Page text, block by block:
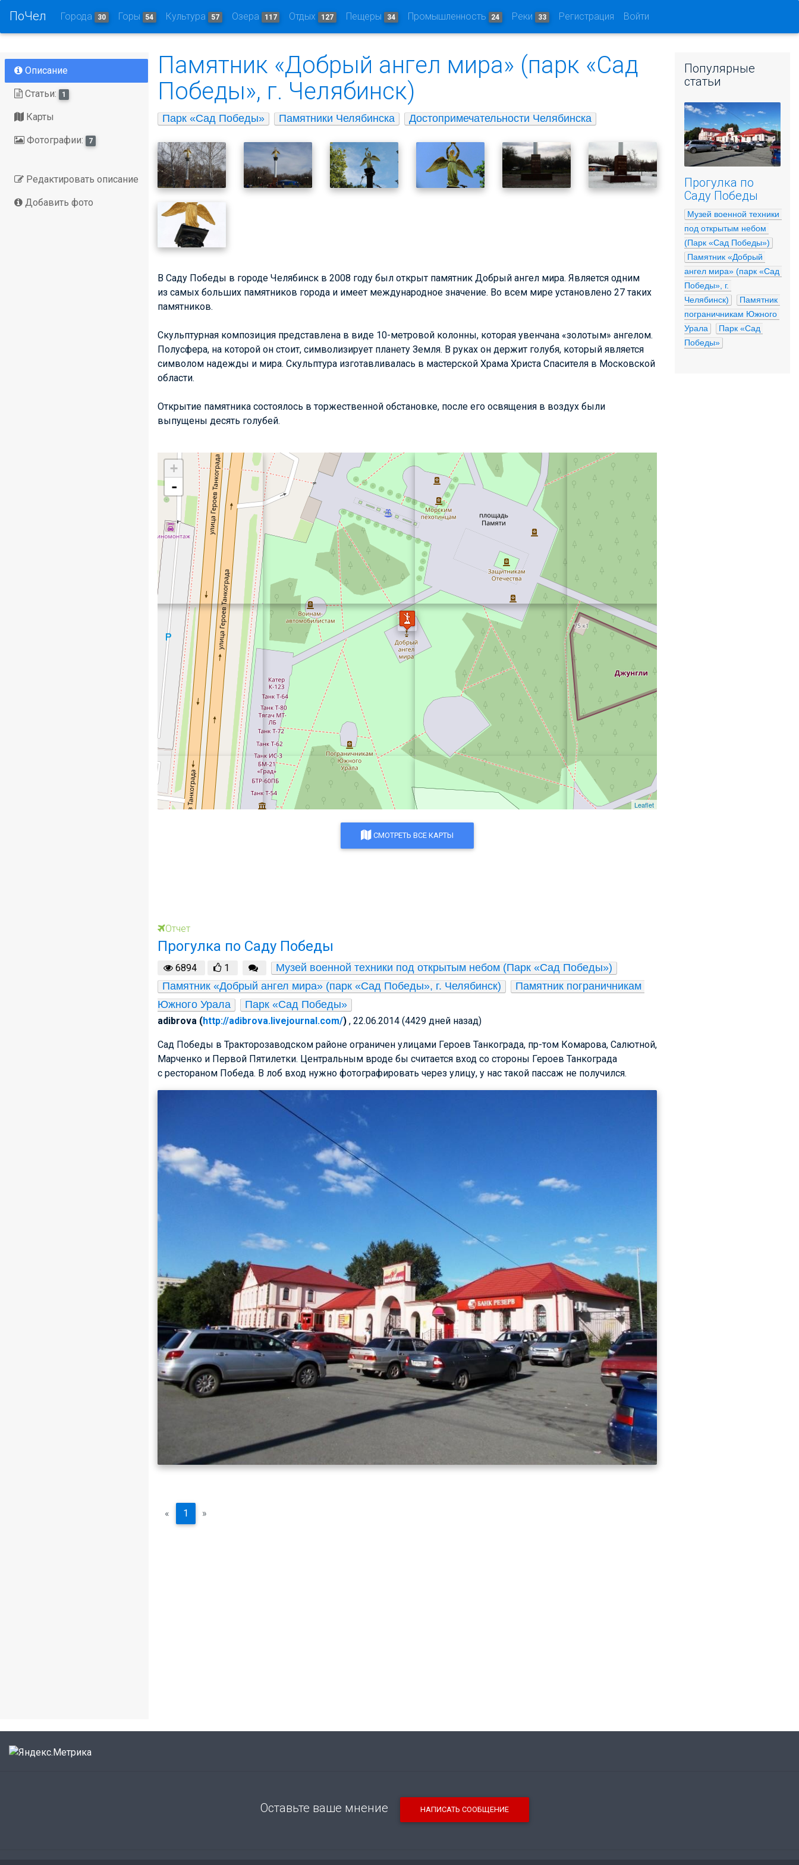
ПоЧел Города 30 Горы 54 Культура 57 Озера 117 Отдых 127 Пещеры 34 Промышленность 24 Реки 33 Регистрация Войти
Описание
Статьи: 1
Карты
Фотографии: 7
Редактировать описание
Добавить фото
Памятник «Добрый ангел мира» (парк «Сад
Победы», г. Челябинск)
Парк «Сад Победы» Памятники Челябинска Достопримечательности Челябинска
В Саду Победы в городе Челябинск в 2008 году был открыт памятник Добрый ангел мира. Является одним
из самых больших памятников города и имеет международное значение. Во всем мире установлено 27 таких
памятников.
Скульптурная композиция представлена в виде 10-метровой колонны, которая увенчана «золотым» ангелом.
Полусфера, на которой он стоит, символизирует планету Земля. В руках он держит голубя, который является
символом надежды и мира. Скульптура изготавливалась в мастерской Храма Христа Спасителя в Московской
области.
Открытие памятника состоялось в торжественной обстановке, после его освящения в воздух были
выпущены десять голубей.
+
-
Leaflet
СМОТРЕТЬ ВСЕ КАРТЫ
Отчет
Прогулка по Саду Победы
6894 1
Музей военной техники под открытым небом (Парк «Сад Победы»)
Памятник «Добрый ангел мира» (парк «Сад Победы», г. Челябинск)
Памятник пограничникам
Южного Урала
Парк «Сад Победы»
adibrova (http://adibrova.livejournal.com/) , 22.06.2014 (4429 дней назад)
Сад Победы в Тракторозаводском районе ограничен улицами Героев Танкограда, пр-том Комарова, Салютной,
Марченко и Первой Пятилетки. Центральным вроде бы считается вход со стороны Героев Танкограда
с рестораном Победа. В лоб вход нужно фотографировать через улицу, у нас такой пассаж не получился.
« 1 »
Популярные
статьи
Прогулка по
Саду Победы
Музей военной техники
под открытым небом
(Парк «Сад Победы»)
Памятник «Добрый
ангел мира» (парк «Сад
Победы», г.
Челябинск)
Памятник
пограничникам Южного
Урала
Парк «Сад
Победы»
Оставьте ваше мнение НАПИСАТЬ СООБЩЕНИЕ